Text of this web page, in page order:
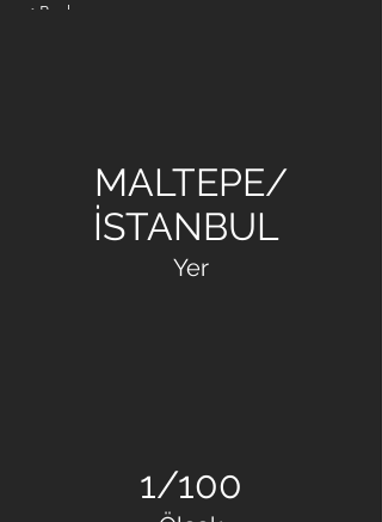
< Back
MALTEPE/
İSTANBUL
Yer
1/100